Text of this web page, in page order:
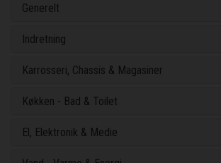
Generelt
Indretning
Karrosseri, Chassis & Magasiner
Køkken - Bad & Toilet
El, Elektronik & Medie